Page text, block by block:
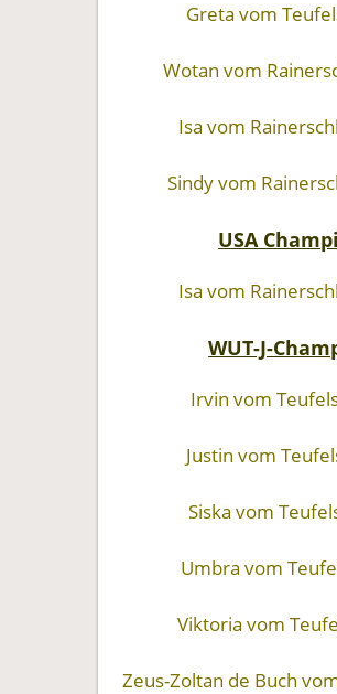
Greta vom
Wotan vom
Isa vom
Sindy vom
USA
Isa vom
WUT-J-
Irvin vom
Justin vom
Siska vom
Umbra vom
Viktoria vom
Zeus-Zoltan de Buch